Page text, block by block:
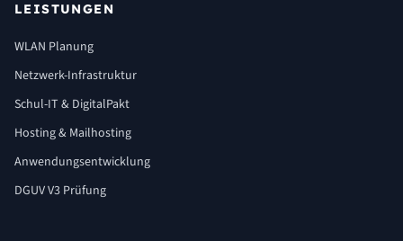
LEISTUNGEN
WLAN Planung
Netzwerk-Infrastruktur
Schul-IT & DigitalPakt
Hosting & Mailhosting
Anwendungsentwicklung
DGUV V3 Prüfung